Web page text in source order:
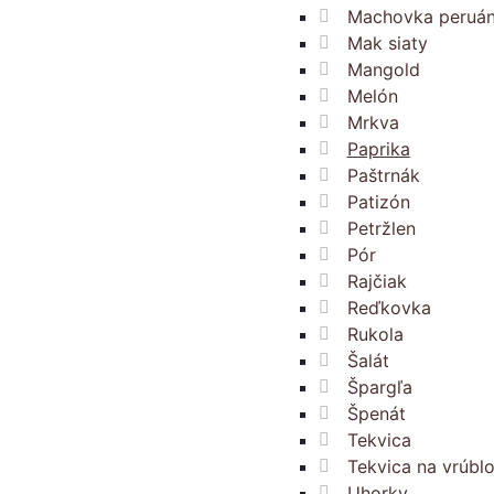
Machovka
Mak siaty
Mangold
Melón
Mrkva
Paprika
Paštrnák
Patizón
Petržlen
Pór
Rajčiak
Reďkovka
Rukola
Šalát
Špargľa
Špenát
Tekvica
Tekvica na